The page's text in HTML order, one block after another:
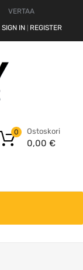
VERTAA
SIGN IN REGISTER
Ostoskori
0,00 €
0